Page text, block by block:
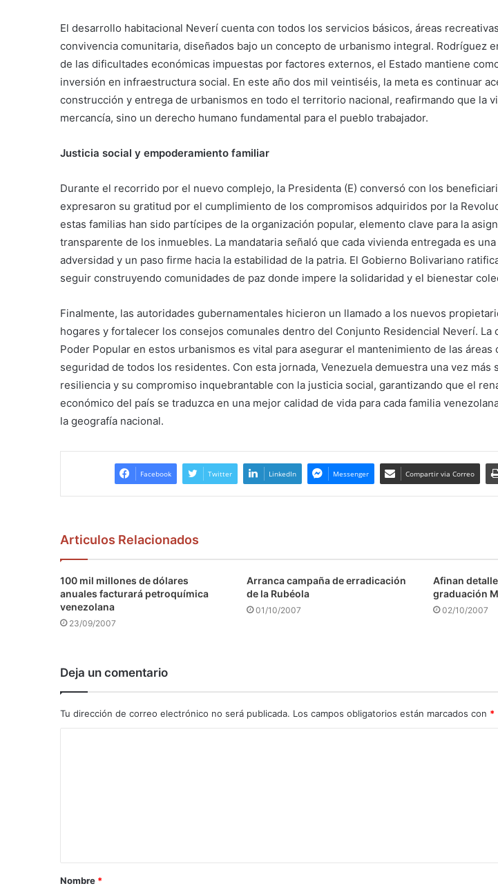
El desarrollo habitacional Neverí cuenta con todos los servicios básicos, áreas
convivencia comunitaria, diseñados bajo un concepto de urbanismo integral. Rodríguez
de las dificultades económicas impuestas por factores externos, el Estado mantiene
inversión en infraestructura social. En este año dos mil veintiséis, la meta es continuar
construcción y entrega de urbanismos en todo el territorio nacional, reafirmando que la
mercancía, sino un derecho humano fundamental para el pueblo trabajador.
Justicia social y empoderamiento familiar
Durante el recorrido por el nuevo complejo, la Presidenta (E) conversó con los
expresaron su gratitud por el cumplimiento de los compromisos adquiridos por la
estas familias han sido partícipes de la organización popular, elemento clave para la
transparente de los inmuebles. La mandataria señaló que cada vivienda entregada es
adversidad y un paso firme hacia la estabilidad de la patria. El Gobierno Bolivariano
seguir construyendo comunidades de paz donde impere la solidaridad y el bienestar
Finalmente, las autoridades gubernamentales hicieron un llamado a los nuevos
hogares y fortalecer los consejos comunales dentro del Conjunto Residencial Neverí. La
Poder Popular en estos urbanismos es vital para asegurar el mantenimiento de las áreas
seguridad de todos los residentes. Con esta jornada, Venezuela demuestra una vez más
resiliencia y su compromiso inquebrantable con la justicia social, garantizando que el
económico del país se traduzca en una mejor calidad de vida para cada familia
la geografía nacional.
Facebook Twitter LinkedIn Messenger Compartir via Correo
Articulos Relacionados
100 mil millones de dólares
anuales facturará petroquímica
venezolana
23/09/2007
Arranca campaña de erradicación
de la Rubéola
01/10/2007
Afinan
graduación
02/10/2007
Deja un comentario
Tu dirección de correo electrónico no será publicada. Los campos obligatorios están marcados con *
a
r
Nombre *